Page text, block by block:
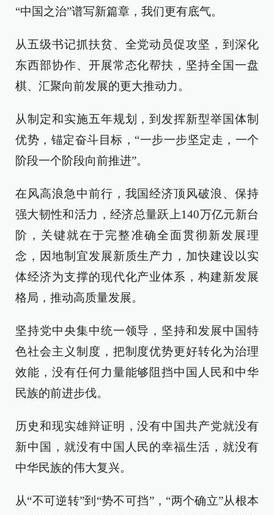
“中国之治”谱写新篇章，我们更有底气。
从五级书记抓扶贫、全党动员促攻坚，到深化
东西部协作、开展常态化帮扶，坚持全国一盘
棋、汇聚向前发展的更大推动力。
从制定和实施五年规划，到发挥新型举国体制
优势，锚定奋斗目标，“一步一步坚定走，一个
阶段一个阶段向前推进”。
在风高浪急中前行，我国经济顶风破浪、保持
强大韧性和活力，经济总量跃上140万亿元新台
阶，关键就在于完整准确全面贯彻新发展理
念，因地制宜发展新质生产力，加快建设以实
体经济为支撑的现代化产业体系，构建新发展
格局，推动高质量发展。
坚持党中央集中统一领导，坚持和发展中国特
色社会主义制度，把制度优势更好转化为治理
效能，没有任何力量能够阻挡中国人民和中华
民族的前进步伐。
历史和现实雄辩证明，没有中国共产党就没有
新中国，就没有中国人民的幸福生活，就没有
中华民族的伟大复兴。
从“不可逆转”到“势不可挡”，“两个确立”从根本